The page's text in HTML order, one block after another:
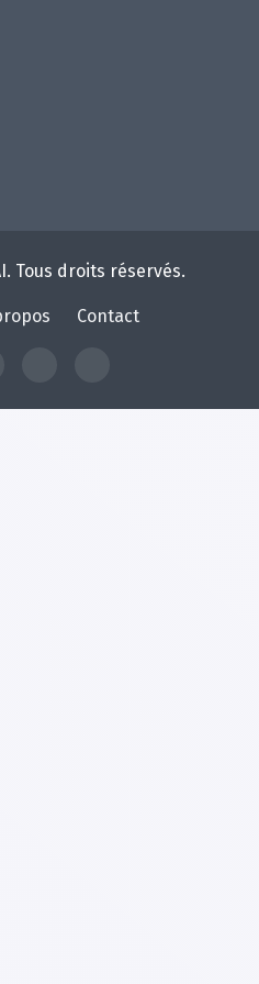
Tous droits réservés.
Contact